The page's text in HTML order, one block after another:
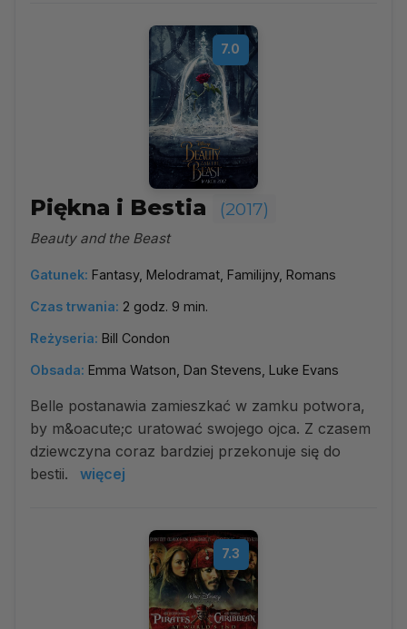
7.0
Piękna i Bestia (2017)
Beauty and the Beast
Gatunek: Fantasy, Melodramat, Familijny, Romans
Czas trwania: 2 godz. 9 min.
Reżyseria: Bill Condon
Obsada: Emma Watson, Dan Stevens, Luke Evans
Belle postanawia zamieszkać w zamku potwora,
by m&oacute;c uratować swojego ojca. Z czasem
dziewczyna coraz bardziej przekonuje się do
bestii.
więcej
7.3